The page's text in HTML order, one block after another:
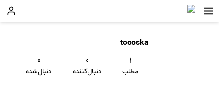
toooska
۱
مطلب
۰
دنبال‌کننده
۰
دنبال‌شده